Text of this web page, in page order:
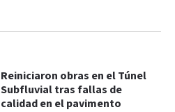
Reiniciaron obras en el Túnel
Subfluvial tras fallas de
calidad en el pavimento